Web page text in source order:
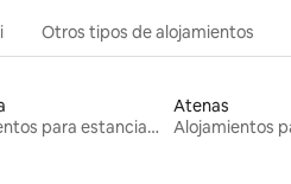
Otros tipos de alojamientos
Alojamientos para estancias largas
Atenas